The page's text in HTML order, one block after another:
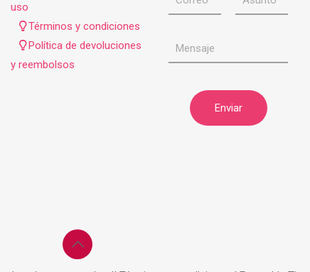
uso
Términos y condiciones
Política de devoluciones
y reembolsos